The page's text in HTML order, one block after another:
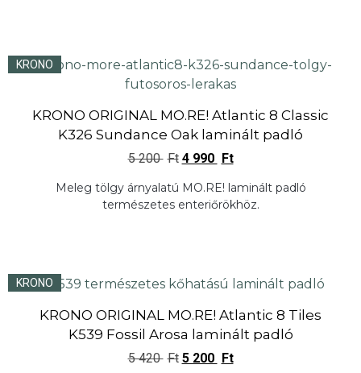
KRONO
KRONO ORIGINAL MO.RE! Atlantic 8 Classic
K326 Sundance Oak laminált padló
5 200 Ft 4 990 Ft
Meleg tölgy árnyalatú MO.RE! laminált padló
természetes enteriőrökhöz.
KRONO
KRONO ORIGINAL MO.RE! Atlantic 8 Tiles
K539 Fossil Arosa laminált padló
5 420 Ft 5 200 Ft